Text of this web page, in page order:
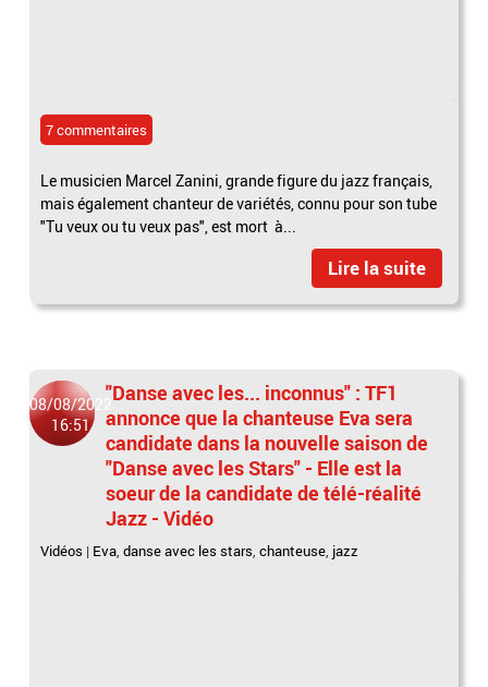
7 commentaires
Le musicien Marcel Zanini, grande figure du jazz français,
mais également chanteur de variétés, connu pour son tube
"Tu veux ou tu veux pas", est mort à...
Lire la suite
08/08/2022
16:51
"Danse avec les... inconnus" : TF1
annonce que la chanteuse Eva sera
candidate dans la nouvelle saison de
"Danse avec les Stars" - Elle est la
soeur de la candidate de télé-réalité
Jazz - Vidéo
Vidéos | Eva,danse avec les stars,chanteuse, jazz